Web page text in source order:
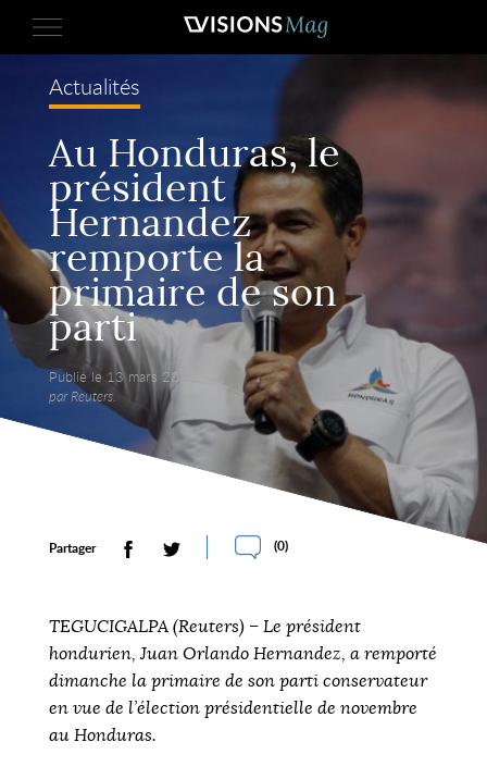
Actualités
Au Honduras, le
président
Hernandez
remporte la
primaire de son
parti
Publié le 13 mars 2017,
par Reuters.
Partager (0)
TEGUCIGALPA (Reuters) – Le président
hondurien, Juan Orlando Hernandez, a remporté
dimanche la primaire de son parti conservateur
en vue de l’élection présidentielle de novembre
au Honduras.